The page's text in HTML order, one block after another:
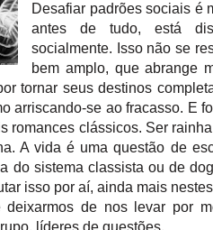
Desafiar padrões sociais é
antes de tudo, está
socialmente. Isso não se
bem amplo, que abrange
tornar seus destinos
arriscando-se ao fracasso. E
romances clássicos. Ser
A vida é uma questão de
do sistema classista ou de
isso por aí, ainda mais
de nos levar por